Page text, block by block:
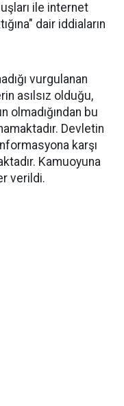
ile internet
dair iddiaların
vurgulanan
asılsız olduğu,
olmadığından bu
Devletin
karşı
Kamuoyuna
verildi.